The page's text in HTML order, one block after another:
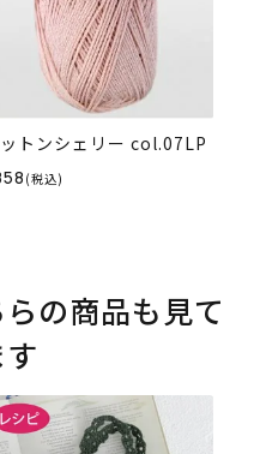
トンシェリー col.07LP
(税込)
の商品も見て